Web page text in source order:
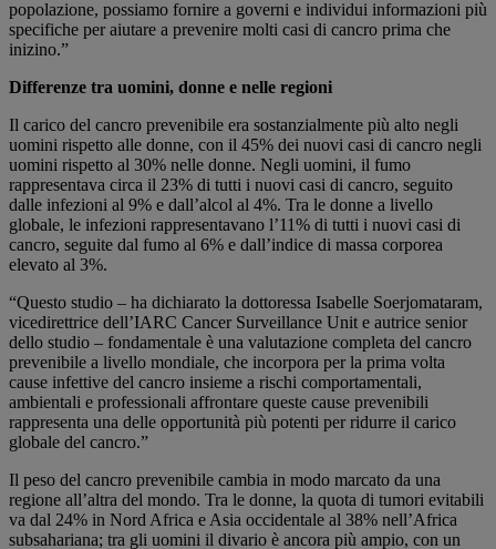
popolazione, possiamo fornire a governi e individui informazioni più
specifiche per aiutare a prevenire molti casi di cancro prima che
inizino.”
Differenze tra uomini, donne e nelle regioni
Il carico del cancro prevenibile era sostanzialmente più alto negli
uomini rispetto alle donne, con il 45% dei nuovi casi di cancro negli
uomini rispetto al 30% nelle donne. Negli uomini, il fumo
rappresentava circa il 23% di tutti i nuovi casi di cancro, seguito
dalle infezioni al 9% e dall’alcol al 4%. Tra le donne a livello
globale, le infezioni rappresentavano l’11% di tutti i nuovi casi di
cancro, seguite dal fumo al 6% e dall’indice di massa corporea
elevato al 3%.
“Questo studio – ha dichiarato la dottoressa Isabelle Soerjomataram,
vicedirettrice dell’IARC Cancer Surveillance Unit e autrice senior
dello studio – fondamentale è una valutazione completa del cancro
prevenibile a livello mondiale, che incorpora per la prima volta
cause infettive del cancro insieme a rischi comportamentali,
ambientali e professionali affrontare queste cause prevenibili
rappresenta una delle opportunità più potenti per ridurre il carico
globale del cancro.”
Il peso del cancro prevenibile cambia in modo marcato da una
regione all’altra del mondo. Tra le donne, la quota di tumori evitabili
va dal 24% in Nord Africa e Asia occidentale al 38% nell’Africa
subsahariana; tra gli uomini il divario è ancora più ampio, con un